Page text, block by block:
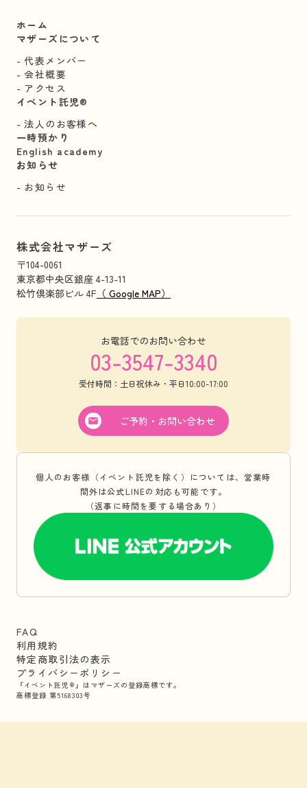
ホーム
マザーズについて
代表メンバー
会社概要
アクセス
イベント託児®︎
法人のお客様へ
一時預かり
English academy
お知らせ
お知らせ
株式会社マザーズ
〒104-0061
東京都中央区銀座 4-13-11
松竹倶楽部ビル 4F （ Google MAP）
お電話でのお問い合わせ
03-3547-3340
受付時間：土日祝休み・平日10:00-17:00
ご予約・お問い合わせ
個人のお客様（イベント託児を除く）については、営業時
間外は公式LINEの対応も可能です。
（返事に時間を要する場合あり）
FAQ
利用規約
特定商取引法の表示
プライバシーポリシー
『イベント託児®』はマザーズの登録商標です。
商標登録 第5168303号